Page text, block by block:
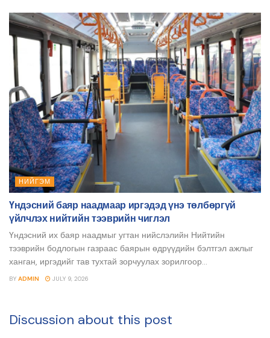
НИЙГЭМ
Үндэсний баяр наадмаар иргэдэд үнэ төлбөргүй
үйлчлэх нийтийн тээврийн чиглэл
Үндэсний их баяр наадмыг угтан нийслэлийн Нийтийн
тээврийн бодлогын газраас баярын өдрүүдийн бэлтгэл ажлыг
ханган, иргэдийг тав тухтай зорчуулах зорилгоор...
BY ADMIN JULY 9, 2026
Discussion about this post